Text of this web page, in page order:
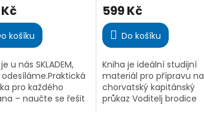
košíku
u nás SKLADEM,
pro každého
– naučte se řešit
produktu
je
4,8
z
hvězdiček.
599 Kč
Do košíku
Kniha je ideální studijní
materiál pro přípravu na
chorvatský kapitánský
průkaz Voditelj brodice